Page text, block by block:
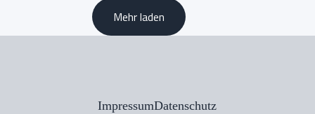
Mehr laden
ImpressumDatenschutz